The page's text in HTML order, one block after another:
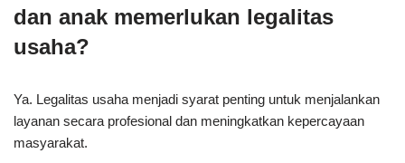
dan anak memerlukan legalitas
usaha?
Ya. Legalitas usaha menjadi syarat penting untuk menjalankan
layanan secara profesional dan meningkatkan kepercayaan
masyarakat.